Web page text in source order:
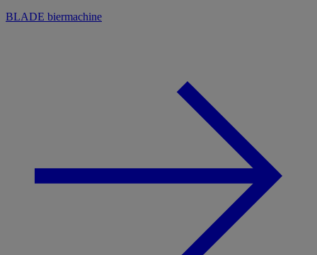
BLADE biermachine